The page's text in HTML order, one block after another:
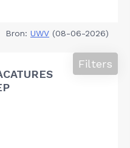
Bron: UWV (08-06-2026)
Filters